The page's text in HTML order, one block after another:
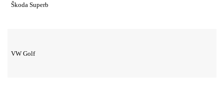
Škoda Superb
VW Golf